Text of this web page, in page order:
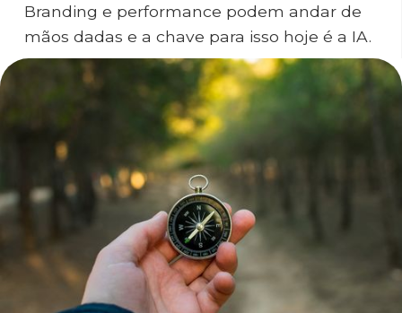
Branding e performance podem andar de
mãos dadas e a chave para isso hoje é a IA.